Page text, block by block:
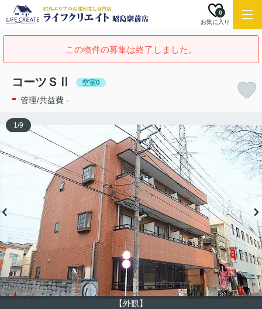
お気に入り
0
この物件の募集は終了しました。
コーツＳⅡ 空室0
- 管理/共益費 -
【外観】
1/9